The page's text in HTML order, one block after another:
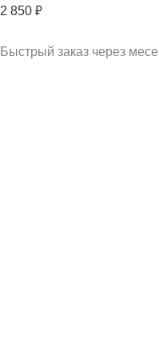
2 850 ₽
Быстрый заказ через